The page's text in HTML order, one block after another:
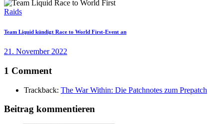
Raids
Team Liquid kündigt Race to World First-Event an
21. November 2022
1 Comment
Trackback: The War Within: Die Patchnotes zum Prepatch
Beitrag kommentieren